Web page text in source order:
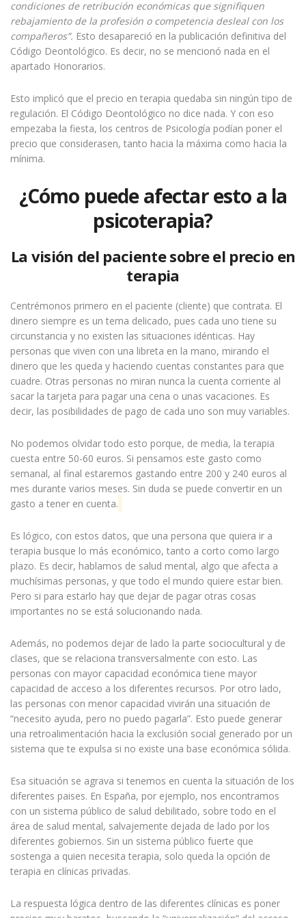
condiciones de retribución económicas que signifiquen
rebajamiento de la profesión o competencia desleal con los
compañeros”. Esto desapareció en la publicación definitiva del
Código Deontológico. Es decir, no se mencionó nada en el
apartado Honorarios.
Esto implicó que el precio en terapia quedaba sin ningún tipo de
regulación. El Código Deontológico no dice nada. Y con eso
empezaba la fiesta, los centros de Psicología podían poner el
precio que considerasen, tanto hacia la máxima como hacia la
mínima.
¿Cómo puede afectar esto a la
psicoterapia?
La visión del paciente sobre el precio en
terapia
Centrémonos primero en el paciente (cliente) que contrata. El
dinero siempre es un tema delicado, pues cada uno tiene su
circunstancia y no existen las situaciones idénticas. Hay
personas que viven con una libreta en la mano, mirando el
dinero que les queda y haciendo cuentas constantes para que
cuadre. Otras personas no miran nunca la cuenta corriente al
sacar la tarjeta para pagar una cena o unas vacaciones. Es
decir, las posibilidades de pago de cada uno son muy variables.
No podemos olvidar todo esto porque, de media, la terapia
cuesta entre 50-60 euros. Si pensamos este gasto como
semanal, al final estaremos gastando entre 200 y 240 euros al
mes durante varios meses. Sin duda se puede convertir en un
gasto a tener en cuenta.
Es lógico, con estos datos, que una persona que quiera ir a
terapia busque lo más económico, tanto a corto como largo
plazo. Es decir, hablamos de salud mental, algo que afecta a
muchísimas personas, y que todo el mundo quiere estar bien.
Pero si para estarlo hay que dejar de pagar otras cosas
importantes no se está solucionando nada.
Además, no podemos dejar de lado la parte sociocultural y de
clases, que se relaciona transversalmente con esto. Las
personas con mayor capacidad económica tiene mayor
capacidad de acceso a los diferentes recursos. Por otro lado,
las personas con menor capacidad vivirán una situación de
“necesito ayuda, pero no puedo pagarla”. Esto puede generar
una retroalimentación hacia la exclusión social generado por un
sistema que te expulsa si no existe una base económica sólida.
Esa situación se agrava si tenemos en cuenta la situación de los
diferentes paises. En España, por ejemplo, nos encontramos
con un sistema público de salud debilitado, sobre todo en el
área de salud mental, salvajemente dejada de lado por los
diferentes gobiernos. Sin un sistema público fuerte que
sostenga a quien necesita terapia, solo queda la opción de
terapia en clínicas privadas.
La respuesta lógica dentro de las diferentes clínicas es poner